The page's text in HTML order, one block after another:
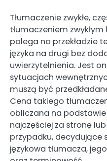
Tłumaczenie zwykłe,
tłumaczeniem
polega na przekładzie
języka na drugi bez
uwierzytelnienia. Jest
sytuacjach
muszą być
Cena takiego
obliczana na
najczęściej za stronę
przypadku, decydujące
językowa tłumacza,